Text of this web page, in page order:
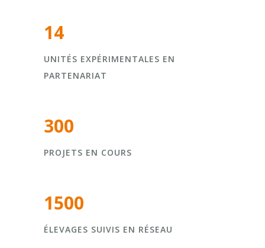
14
UNITÉS EXPÉRIMENTALES EN
PARTENARIAT
300
PROJETS EN COURS
1500
ÉLEVAGES SUIVIS EN RÉSEAU